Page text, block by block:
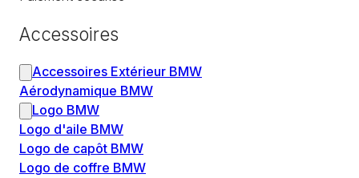
Accessoires
Accessoires Extérieur BMW
Aérodynamique BMW
Logo BMW
Logo d'aile BMW
Logo de capôt BMW
Logo de coffre BMW